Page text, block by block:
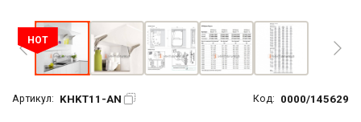
HOT
Артикул: KHKT11-AN Код: 0000/145629